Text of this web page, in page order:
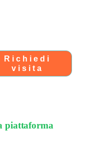
Richiedi
visita
piattaforma